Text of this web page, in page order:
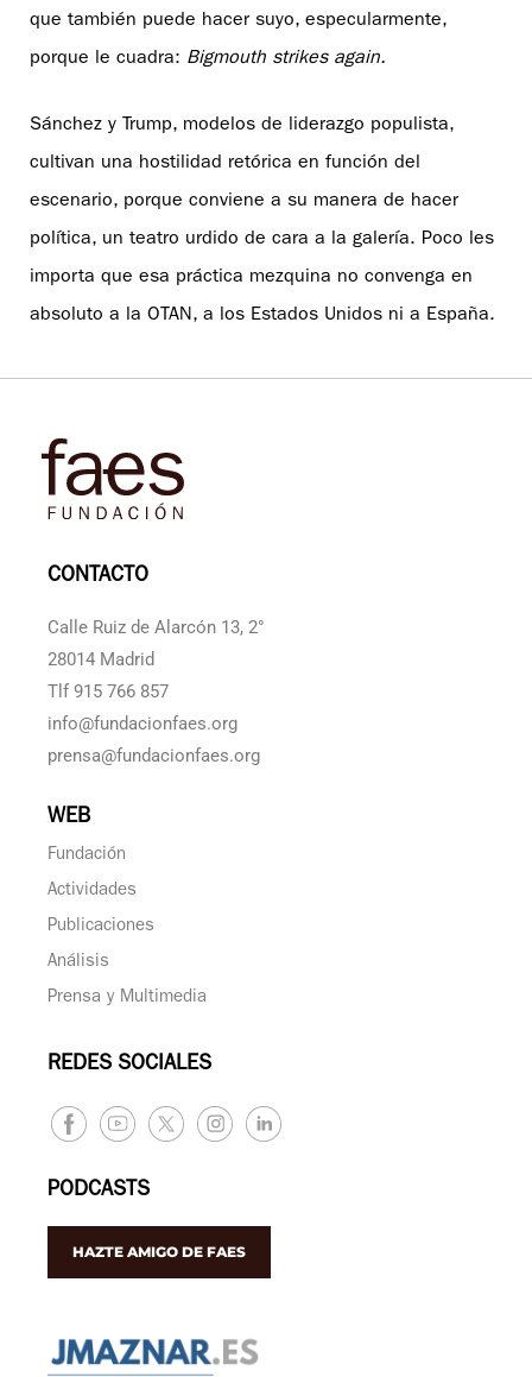
que también puede hacer suyo, especularmente,
porque le cuadra: Bigmouth strikes again.
Sánchez y Trump, modelos de liderazgo populista,
cultivan una hostilidad retórica en función del
escenario, porque conviene a su manera de hacer
política, un teatro urdido de cara a la galería. Poco les
importa que esa práctica mezquina no convenga en
absoluto a la OTAN, a los Estados Unidos ni a España.
CONTACTO
Calle Ruiz de Alarcón 13, 2°
28014 Madrid
Tlf 915 766 857
info@fundacionfaes.org
prensa@fundacionfaes.org
WEB
Fundación
Actividades
Publicaciones
Análisis
Prensa y Multimedia
REDES SOCIALES
PODCASTS
HAZTE AMIGO DE FAES